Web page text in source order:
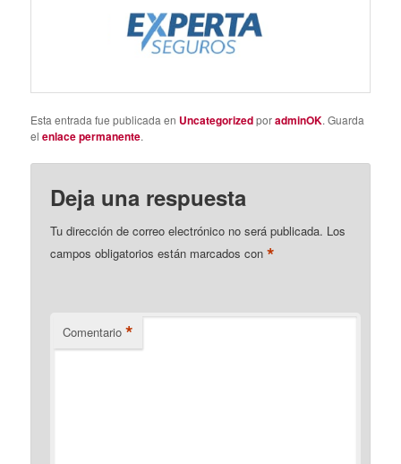
Esta entrada fue publicada en UncategorizedporadminOK. Guarda
elenlace permanente.
Deja una respuesta
Tu dirección de correo electrónico no será publicada. Los
campos obligatorios están marcados con*
Comentario *